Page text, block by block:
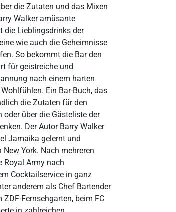
die Zutaten und das Mixen
Walker amüsante
die Lieblingsdrinks der
wie auch die Geheimnisse
So bekommt die Bar den
für geistreiche und
nach einem harten
Ein Bar-Buch, das
die Zutaten für den
über die Gästeliste der
Der Autor Barry Walker
Jamaika gelernt und
York. Nach mehreren
Royal Army nach
Cocktailservice in ganz
anderem als Chef Bartender
Fernsehgarten, beim FC